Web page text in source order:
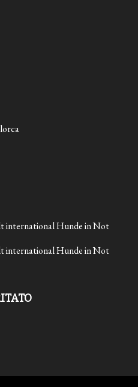
international Hunde in Not